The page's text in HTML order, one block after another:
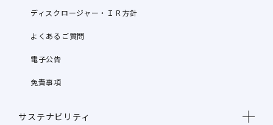
ディスクロージャー・ＩＲ方針
よくあるご質問
電子公告
免責事項
サステナビリティ